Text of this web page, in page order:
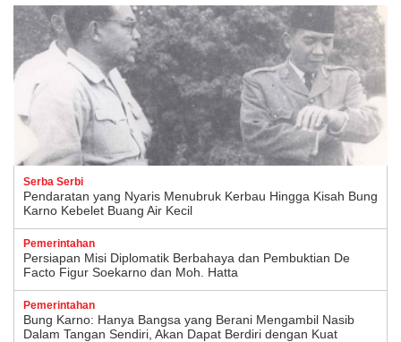
Serba Serbi
Pendaratan yang Nyaris Menubruk Kerbau Hingga Kisah Bung
Karno Kebelet Buang Air Kecil
Pemerintahan
Persiapan Misi Diplomatik Berbahaya dan Pembuktian De
Facto Figur Soekarno dan Moh. Hatta
Pemerintahan
Bung Karno: Hanya Bangsa yang Berani Mengambil Nasib
Dalam Tangan Sendiri, Akan Dapat Berdiri dengan Kuat